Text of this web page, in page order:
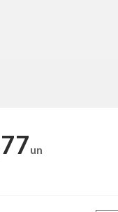
77un